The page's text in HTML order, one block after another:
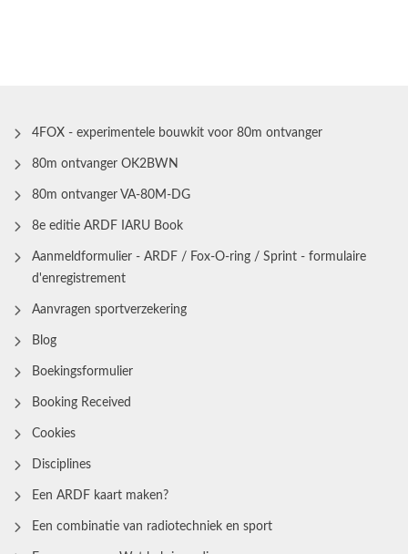
4FOX - experimentele bouwkit voor 80m ontvanger
80m ontvanger OK2BWN
80m ontvanger VA-80M-DG
8e editie ARDF IARU Book
Aanmeldformulier - ARDF / Fox-O-ring / Sprint - formulaire
d'enregistrement
Aanvragen sportverzekering
Blog
Boekingsformulier
Booking Received
Cookies
Disciplines
Een ARDF kaart maken?
Een combinatie van radiotechniek en sport